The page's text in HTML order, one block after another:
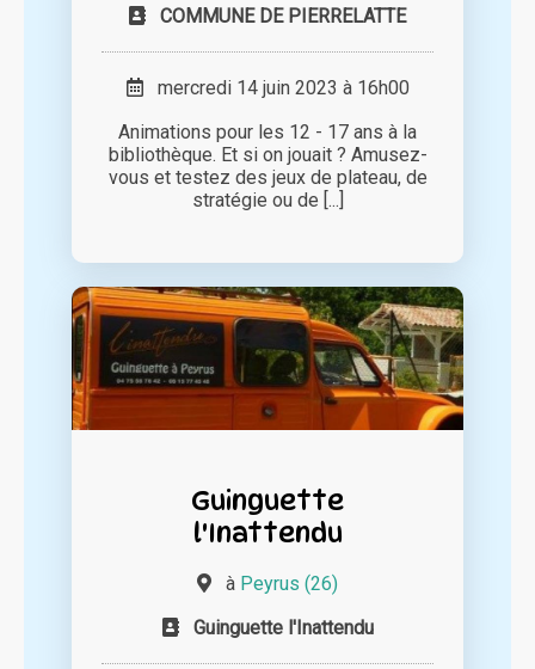
COMMUNE DE PIERRELATTE
mercredi 14 juin 2023 à 16h00
Animations pour les 12 - 17 ans à la
bibliothèque. Et si on jouait ? Amusez-
vous et testez des jeux de plateau, de
stratégie ou de [...]
Guinguette
l'Inattendu
à Peyrus (26)
Guinguette l'Inattendu